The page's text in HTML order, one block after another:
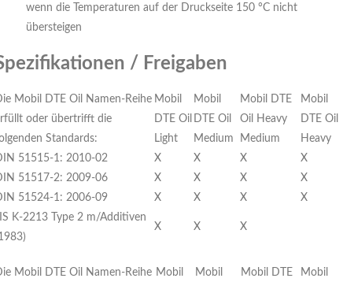
wenn die Temperaturen auf der Druckseite 150 °C nicht
übersteigen
/ Freigaben
Mobil DTE Oil Namen-Reihe
oder übertrifft die
Standards:
Mobil
DTE Oil
Light
Mobil
DTE Oil
Medium
Mobil DTE
Oil Heavy
Medium
Mobil
DTE Oil
Heavy
51515-1: 2010-02
X X X
X
51517-2: 2009-06
X X X
X
51524-1: 2006-09
X X X
X
K-2213 Type 2 m/Additiven
X X X
Mobil DTE Oil Namen-Reihe Mobil Mobil Mobil DTE Mobil